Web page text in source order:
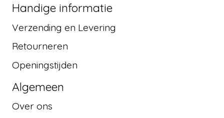
Handige informatie
Verzending en Levering
Retourneren
Openingstijden
Algemeen
Over ons